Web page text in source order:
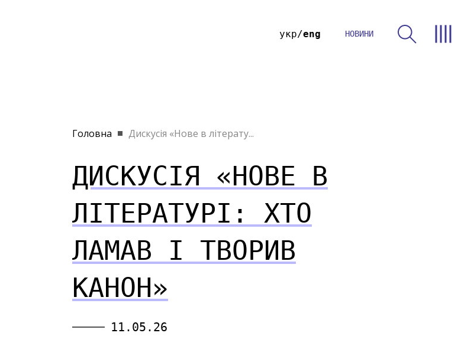
укр eng НОВИНИ
Головна Дискусія «Нове в літерату...
ДИСКУСІЯ «НОВЕ В
ЛІТЕРАТУРІ: ХТО
ЛАМАВ І ТВОРИВ
КАНОН»
11.05.26